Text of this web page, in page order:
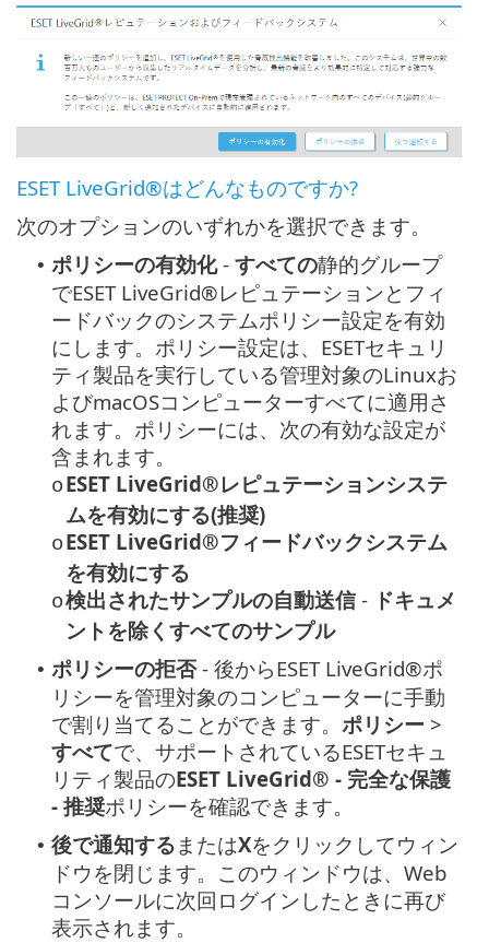
ESET LiveGrid®はどんなものですか?
次のオプションのいずれかを選択できます。
• ポリシーの有効化- すべての静的グループ
でESET LiveGrid®レピュテーションとフィ
ードバックのシステムポリシー設定を有効
にします。ポリシー設定は、ESETセキュリ
ティ製品を実行している管理対象のLinuxお
よびmacOSコンピューターすべてに適用さ
れます。ポリシーには、次の有効な設定が
含まれます。
oESET LiveGrid®レピュテーションシステ
ムを有効にする(推奨)
oESET LiveGrid®フィードバックシステム
を有効にする
o検出されたサンプルの自動送信- ドキュメ
ントを除くすべてのサンプル
• ポリシーの拒否- 後からESET LiveGrid®ポ
リシーを管理対象のコンピューターに手動
で割り当てることができます。 ポリシー >
すべてで、サポートされているESETセキュ
リティ製品のESET LiveGrid® - 完全な保護
- 推奨ポリシーを確認できます。
• 後で通知するまたはXをクリックしてウィン
ドウを閉じます。このウィンドウは、Web
コンソールに次回ログインしたときに再び
表示されます。